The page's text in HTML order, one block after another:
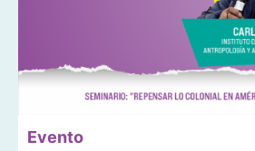
Evento